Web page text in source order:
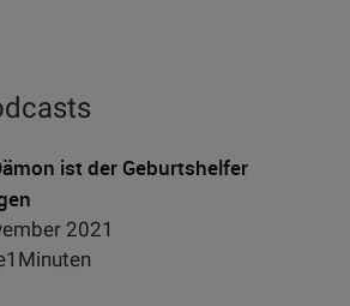
ist der Geburtshelfer
2021